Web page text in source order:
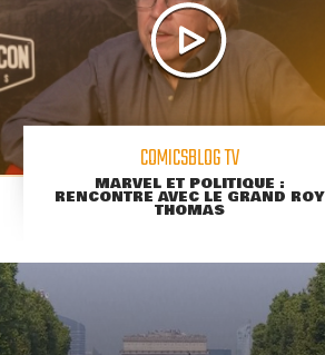
COMICSBLOG TV
MARVEL ET POLITIQUE :
RENCONTRE AVEC LE GRAND ROY
THOMAS